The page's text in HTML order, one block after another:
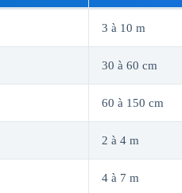
3 à 10 m
30 à 60 cm
60 à 150 cm
2 à 4 m
4 à 7 m